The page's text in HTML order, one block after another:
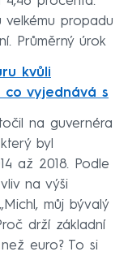
velkému propadu
Průměrný úrok
kvůli
co vyjednává s
na guvernéra
byl
až 2018. Podle
na výši
můj bývalý
drží základní
euro? To si